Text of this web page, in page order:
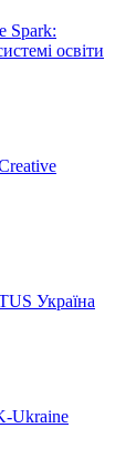
Spark:
освіти
Україна
Ukraine